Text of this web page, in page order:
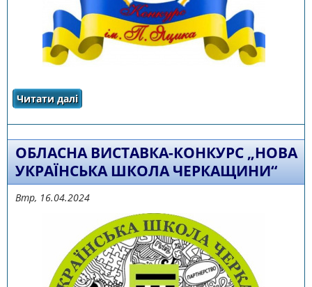
Читати далі
Міжнародного конкурсу з української мови
ОБЛАСНА ВИСТАВКА-КОНКУРС „НОВА
УКРАЇНСЬКА ШКОЛА ЧЕРКАЩИНИ“
Втр, 16.04.2024